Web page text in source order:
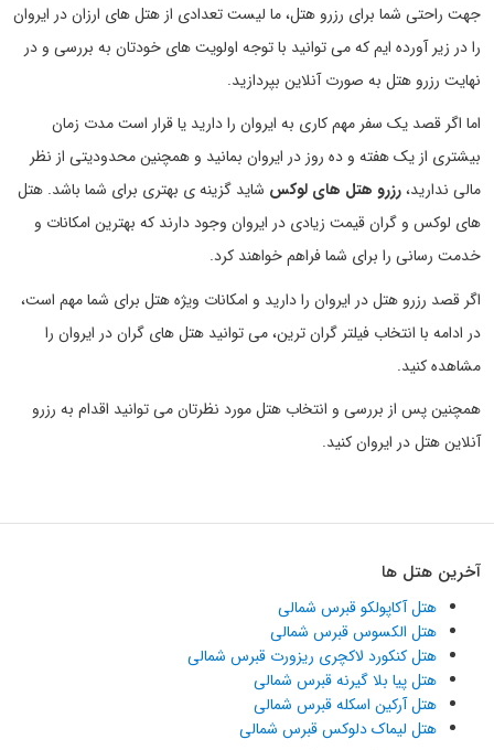
جهت راحتی شما برای رزرو هتل، ما لیست تعدادی از هتل های ارزان در ایروان
را در زیر آورده ایم که می توانید با توجه اولویت های خودتان به بررسی و در
نهایت رزرو هتل به صورت آنلاین بپردازید.
اما اگر قصد یک سفر مهم کاری به ایروان را دارید یا قرار است مدت زمان
بیشتری از یک هفته و ده روز در ایروان بمانید و همچنین محدودیتی از نظر
مالی ندارید،رزرو هتل های لوکس شاید گزینه ی بهتری برای شما باشد. هتل
های لوکس و گران قیمت زیادی در ایروان وجود دارند که بهترین امکانات و
خدمت رسانی را برای شما فراهم خواهند کرد.
اگر قصد رزرو هتل در ایروان را دارید و امکانات ویژه هتل برای شما مهم است،
در ادامه با انتخاب فیلتر گران ترین، می توانید هتل های گران در ایروان را
مشاهده کنید.
همچنین پس از بررسی و انتخاب هتل مورد نظرتان می توانید اقدام به رزرو
آنلاین هتل در ایروان کنید.
آخرین هتل ها
هتل آکاپولکو قبرس شمالی
هتل الکسوس قبرس شمالی
هتل کنکورد لاکچری ریزورت قبرس شمالی
هتل پیا بلا گیرنه قبرس شمالی
هتل آرکین اسکله قبرس شمالی
هتل لیماک دلوکس قبرس شمالی